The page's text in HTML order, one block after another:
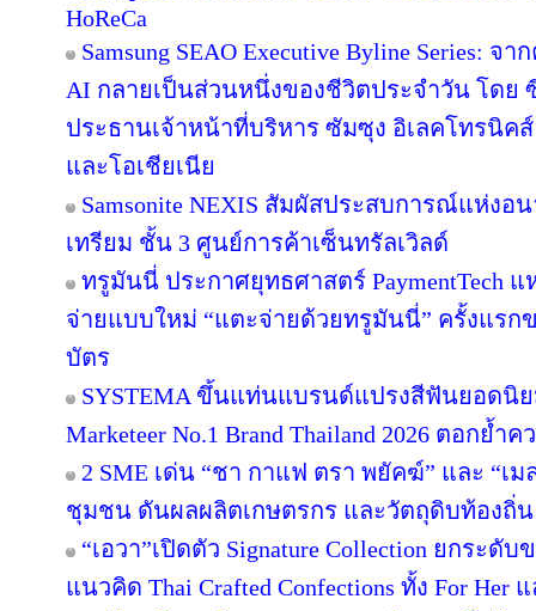
HoReCa
Samsung SEAO Executive Byline Series:
AI กลายเป็นส่วนหนึ่งของชีวิตประจำวัน โดย
ประธานเจ้าหน้าที่บริหาร ซัมซุง อิเลคโทรนิค
และโอเชียเนีย
Samsonite NEXIS สัมผัสประสบการณ์แห่ง
เทรียม ชั้น 3 ศูนย์การค้าเซ็นทรัลเวิลด์
ทรูมันนี่ ประกาศยุทธศาสตร์ PaymentTech
จ่ายแบบใหม่ “แตะจ่ายด้วยทรูมันนี่” ครั้งแรก
บัตร
SYSTEMA ขึ้นแท่นแบรนด์แปรงสีฟันยอดนิ
Marketeer No.1 Brand Thailand 2026 ตอกย้
2 SME เด่น “ชา กาแฟ ตรา พยัคฆ์” และ “
ชุมชน ดันผลผลิตเกษตรกร และวัตถุดิบท้องถิ่
“เอวา”เปิดตัว Signature Collection ยกระ
แนวคิด Thai Crafted Confections ทั้ง For Her